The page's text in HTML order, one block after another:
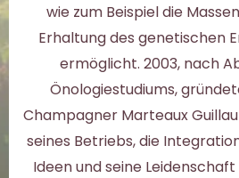
wie zum Beispiel die
Erhaltung des genetischen
ermöglicht. 2003, nach
Önologiestudiums,
Champagner Marteaux
seines Betriebs, die
Ideen und seine